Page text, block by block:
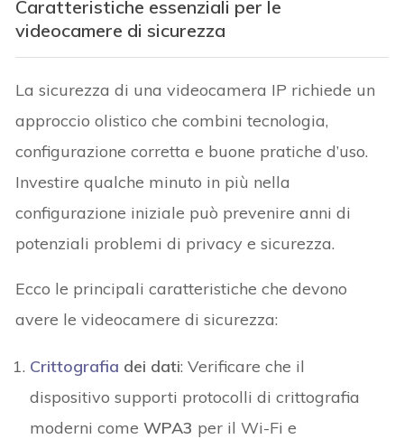
Caratteristiche essenziali per le
videocamere di sicurezza
La sicurezza di una videocamera IP richiede un
approccio olistico che combini tecnologia,
configurazione corretta e buone pratiche d’uso.
Investire qualche minuto in più nella
configurazione iniziale può prevenire anni di
potenziali problemi di privacy e sicurezza.
Ecco le principali caratteristiche che devono
avere le videocamere di sicurezza:
Crittografia dei dati: Verificare che il
dispositivo supporti protocolli di crittografia
moderni comeWPA3 per il Wi-Fi e